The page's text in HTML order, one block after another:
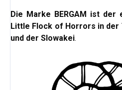
Die Marke BERGAM ist
Little Flock of Horrors in der
und der Slowakei.